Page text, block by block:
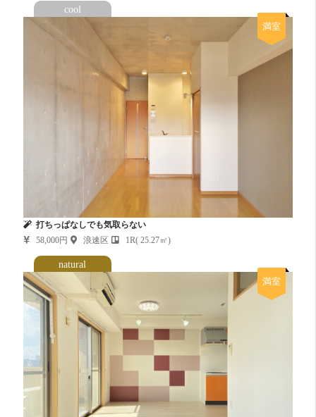
cool
満室
打ちっぱなしでも気取らない
58,000円
浪速区 1R( 25.27㎡)
natural
満室